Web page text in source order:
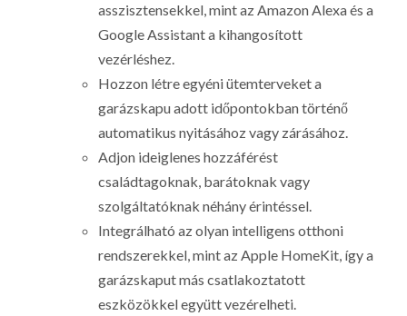
asszisztensekkel, mint az Amazon Alexa és a
Google Assistant a kihangosított
vezérléshez.
Hozzon létre egyéni ütemterveket a
garázskapu adott időpontokban történő
automatikus nyitásához vagy zárásához.
Adjon ideiglenes hozzáférést
családtagoknak, barátoknak vagy
szolgáltatóknak néhány érintéssel.
Integrálható az olyan intelligens otthoni
rendszerekkel, mint az Apple HomeKit, így a
garázskaput más csatlakoztatott
eszközökkel együtt vezérelheti.